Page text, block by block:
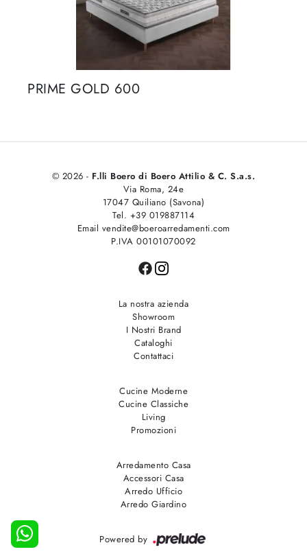
PRIME GOLD 600
© 2026 - F.lli Boero di Boero Attilio & C. S.a.s.
Via Roma, 24e
17047 Quiliano (Savona)
Tel. +39 019887114
Email vendite@boeroarredamenti.com
P.IVA 00101070092
La nostra azienda
Showroom
I Nostri Brand
Cataloghi
Contattaci
Cucine Moderne
Cucine Classiche
Living
Promozioni
Arredamento Casa
Accessori Casa
Arredo Ufficio
Arredo Giardino
Powered by